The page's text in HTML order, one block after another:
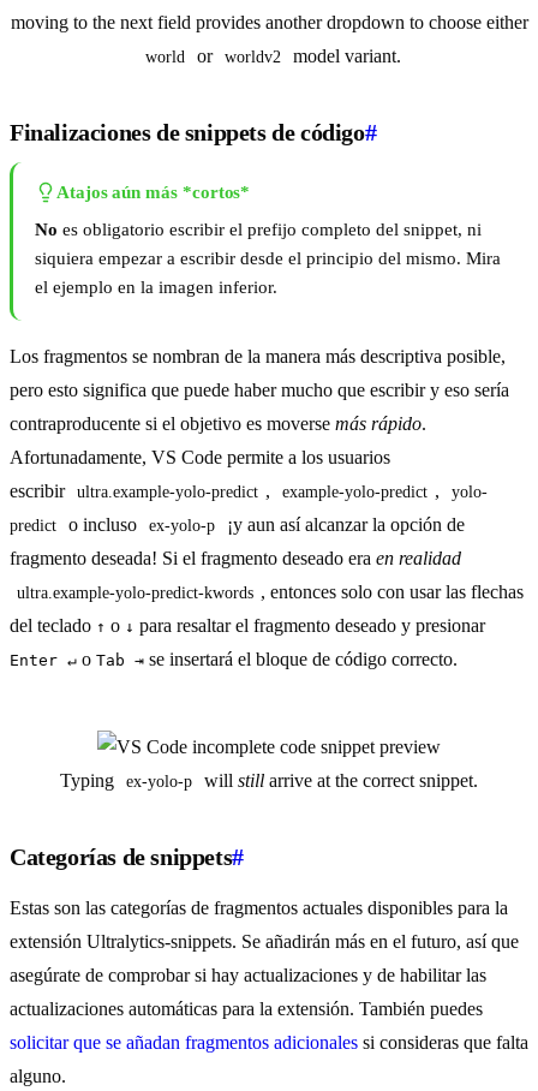
moving to the next field provides another dropdown to choose either
world or worldv2 model variant.
Finalizaciones de snippets de código#
Atajos aún más *cortos*
No es obligatorio escribir el prefijo completo del snippet, ni
siquiera empezar a escribir desde el principio del mismo. Mira
el ejemplo en la imagen inferior.
Los fragmentos se nombran de la manera más descriptiva posible,
pero esto significa que puede haber mucho que escribir y eso sería
contraproducente si el objetivo es moverse más rápido.
Afortunadamente, VS Code permite a los usuarios
escribir ultra.example-yolo-predict , example-yolo-predict ,
yolo-
predict
o incluso ex-yolo-p
¡y aun así alcanzar la opción de
fragmento deseada! Si el fragmento deseado era en realidad
ultra.example-yolo-predict-kwords , entonces solo con usar las flechas
del teclado ↑ o ↓ para resaltar el fragmento deseado y presionar
Enter ↵ o Tab ⇥ se insertará el bloque de código correcto.
Typing ex-yolo-p will still arrive at the correct snippet.
Categorías de snippets#
Estas son las categorías de fragmentos actuales disponibles para la
extensión Ultralytics-snippets. Se añadirán más en el futuro, así que
asegúrate de comprobar si hay actualizaciones y de habilitar las
actualizaciones automáticas para la extensión. También puedes
solicitar que se añadan fragmentos adicionales si consideras que falta
alguno.